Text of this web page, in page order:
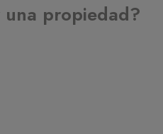
propiedad?